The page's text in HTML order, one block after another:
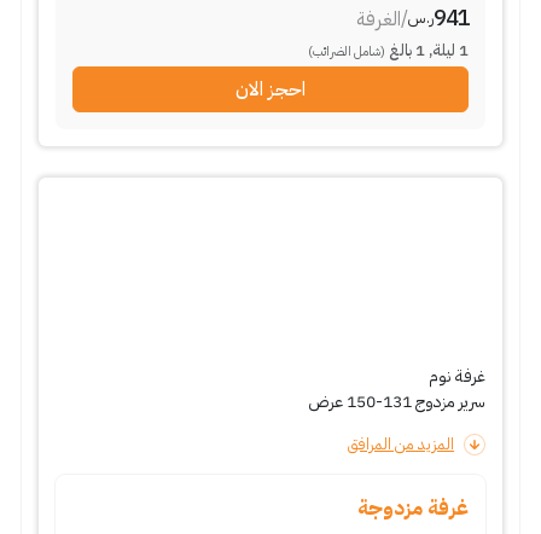
941ر.س/الغرفة
1 ليلة,
1 بالغ (شامل الضرائب)
احجز الان
غرفة نوم
سرير مزدوج 131-150 عرض
المزيد من المرافق
غرفة مزدوجة